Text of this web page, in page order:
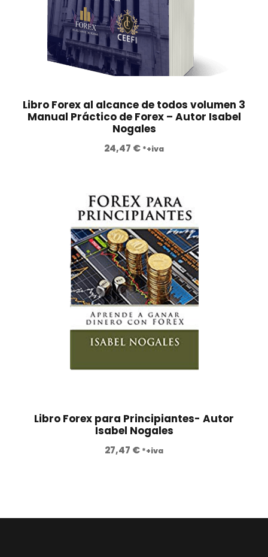
i
n
r
a
:
1
0
,
0
0
€
.
s
3
9
.
Libro Forex al alcance de todos volumen 3
Manual Práctico de Forex – Autor Isabel
Nogales
24,47 € *+iva
Libro Forex para Principiantes- Autor
Isabel Nogales
27,47 € *+iva